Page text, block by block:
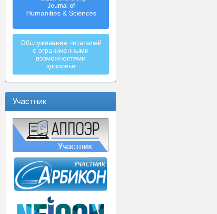
Journal of
Humanities & Sciences
Обслуживание читателей
с ограниченными
возможностями
здоровья
Участник